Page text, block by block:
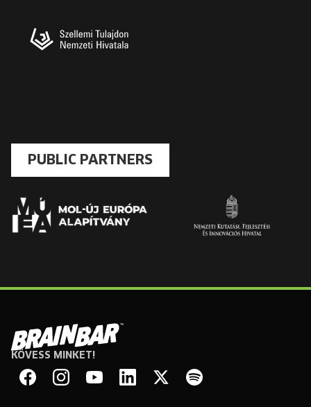
PUBLIC PARTNERS
Brain
Bar
KÖVESS MINKET!